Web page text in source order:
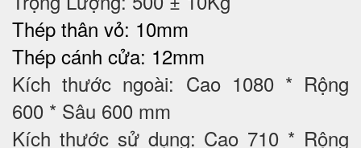
Thép thân vỏ: 10mm
Thép cánh cửa: 12mm
Kích thước ngoài: Cao 1080 * Rộng
600 * Sâu 600 mm
Kích thước sử dụng: Cao 710 * Rộng